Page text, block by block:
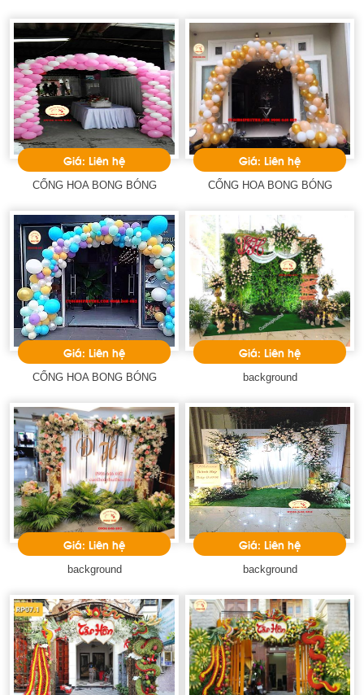
Giá: Liên hệ
CỔNG HOA BONG BÓNG
Giá: Liên hệ
CỔNG HOA BONG BÓNG
Giá: Liên hệ
CỔNG HOA BONG BÓNG
Giá: Liên hệ
background
Giá: Liên hệ
background
Giá: Liên hệ
background